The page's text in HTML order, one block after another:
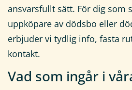
ansvarsfullt sätt. För dig som
uppköpare av dödsbo eller
erbjuder vi tydlig info, fasta
kontakt.
Vad som ingår i